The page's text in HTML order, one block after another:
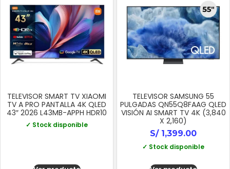
TELEVISOR SMART TV XIAOMI
TV A PRO PANTALLA 4K QLED
43″ 2026 L43MB-APPH HDR10
✓ Stock disponible
TELEVISOR SAMSUNG 55
PULGADAS QN55Q8FAAG QLED
VISIÓN AI SMART TV 4K (3,840
X 2,160)
S/1,399.00
✓ Stock disponible